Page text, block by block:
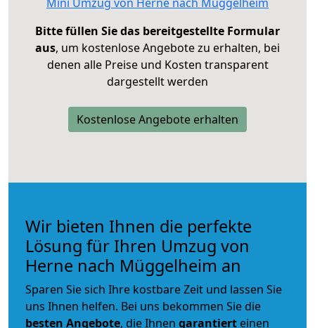
Bitte füllen Sie das bereitgestellte Formular
aus, um kostenlose Angebote zu erhalten, bei
denen alle Preise und Kosten transparent
dargestellt werden
Kostenlose Angebote erhalten
Wir bieten Ihnen die perfekte
Lösung für Ihren Umzug von
Herne nach Müggelheim an
Sparen Sie sich Ihre kostbare Zeit und lassen Sie
uns Ihnen helfen. Bei uns bekommen Sie die
besten Angebote, die Ihnen garantiert einen